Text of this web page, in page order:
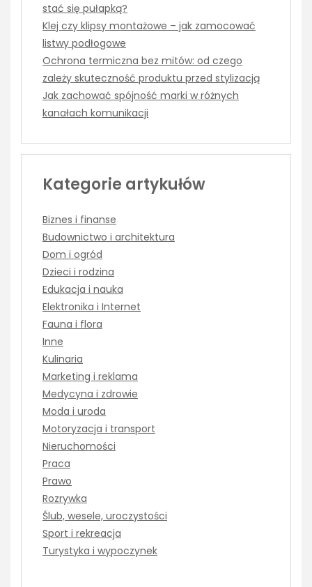
stać się pułapką?
Klej czy klipsy montażowe – jak zamocować
listwy podłogowe
Ochrona termiczna bez mitów: od czego
zależy skuteczność produktu przed stylizacją
Jak zachować spójność marki w różnych
kanałach komunikacji
Kategorie artykułów
Biznes i finanse
Budownictwo i architektura
Dom i ogród
Dzieci i rodzina
Edukacja i nauka
Elektronika i Internet
Fauna i flora
Inne
Kulinaria
Marketing i reklama
Medycyna i zdrowie
Moda i uroda
Motoryzacja i transport
Nieruchomości
Praca
Prawo
Rozrywka
Ślub, wesele, uroczystości
Sport i rekreacja
Turystyka i wypoczynek